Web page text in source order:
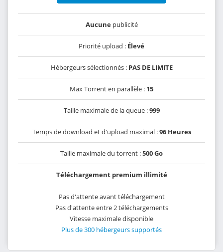
Aucunepublicité
Priorité upload : Élevé
Hébergeurs sélectionnés : PAS DE LIMITE
Max Torrent en parallèle : 15
Taille maximale de la queue :999
Temps de download et d'upload maximal :96 Heures
Taille maximale du torrent :500 Go
Téléchargement premium illimité
Pas d'attente avant téléchargement
Pas d'attente entre 2 téléchargements
Vitesse maximale disponible
Plus de 300 hébergeurs supportés